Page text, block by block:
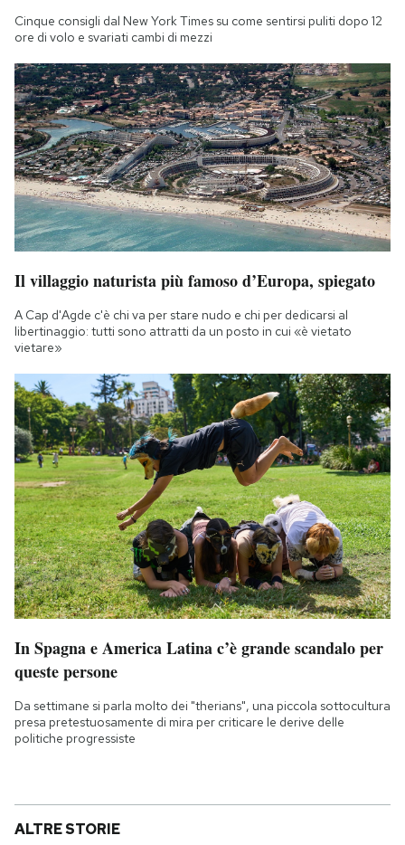
Cinque consigli dal New York Times su come sentirsi puliti dopo 12
ore di volo e svariati cambi di mezzi
Il villaggio naturista più famoso d’Europa, spiegato
A Cap d'Agde c'è chi va per stare nudo e chi per dedicarsi al
libertinaggio: tutti sono attratti da un posto in cui «è vietato
vietare»
In Spagna e America Latina c’è grande scandalo per
queste persone
Da settimane si parla molto dei "therians", una piccola sottocultura
presa pretestuosamente di mira per criticare le derive delle
politiche progressiste
ALTRE STORIE